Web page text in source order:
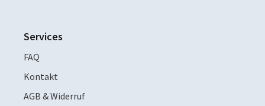
Services
FAQ
Kontakt
AGB & Widerruf